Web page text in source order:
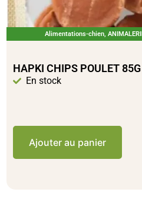
Alimentations-chien,
HAPKI CHIPS POULET
En stock
Ajouter au panier